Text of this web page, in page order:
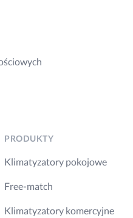
PRODUKTY
Klimatyzatory pokojowe
Free-match
Klimatyzatory komercyjne